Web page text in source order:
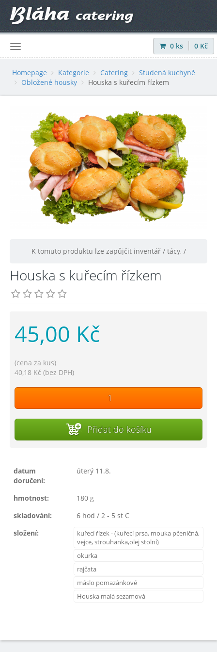
Přihlásit |Registrovat
0 ks 0 Kč
Homepage Kategorie Catering
Studená kuchyně
Obložené housky
Houska s kuřecím řízkem
K tomuto produktu lze zapůjčit inventář / tácy, /
Houska s kuřecím řízkem
45,00 Kč
(cena za kus)
40,18 Kč (bez DPH)
Přidat do košíku
datum
doručení:
úterý 11.8.
hmotnost:
180 g
skladování:
6 hod / 2 - 5 st C
složení:
kuřecí řízek - (kuřecí prsa, mouka pčeničná,
vejce, strouhanka,olej stolní)
okurka
rajčata
máslo pomazánkové
Houska malá sezamová